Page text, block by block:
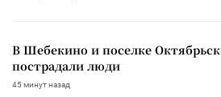
В Шебекино и поселке
пострадали люди
45 минут назад